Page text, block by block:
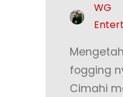
WG
fogging
Cimahi